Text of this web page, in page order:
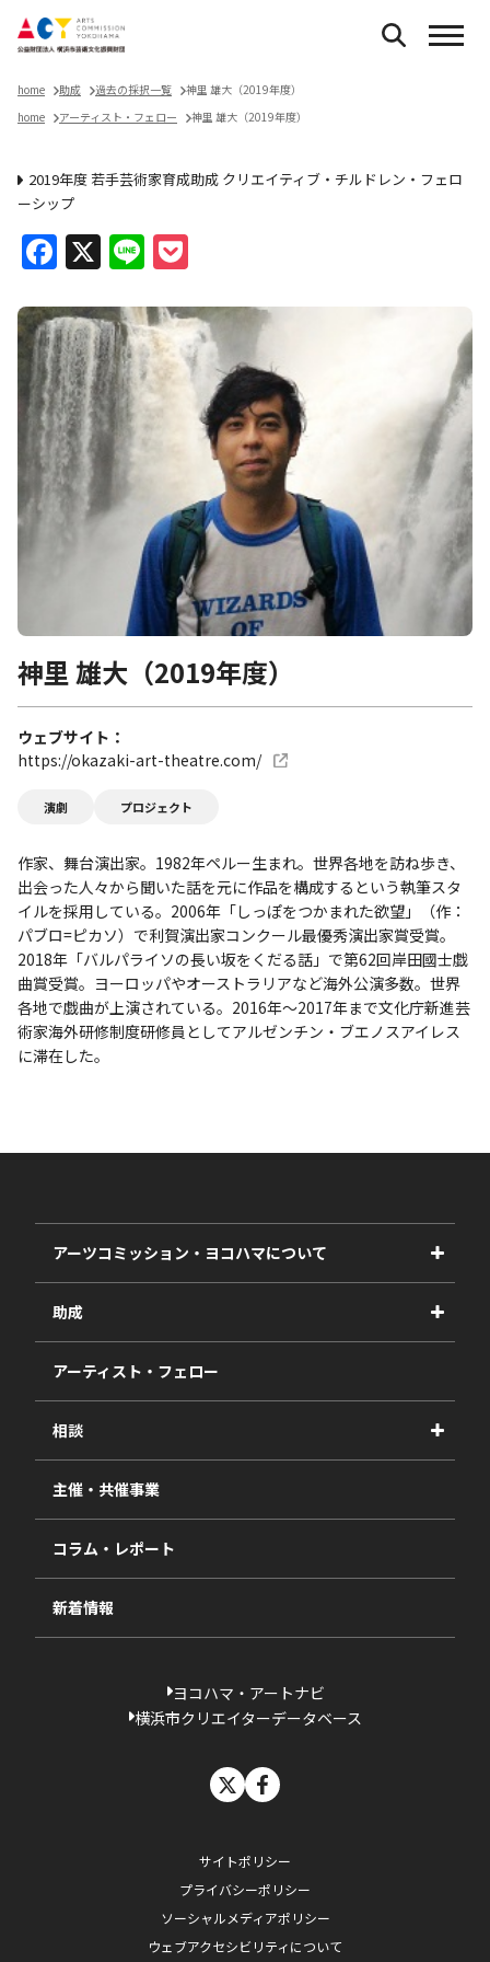
home 助成 過去の採択一覧
神里 雄大（2019年度）
home
アーティスト・フェロー 神里 雄大（2019年度）
2019年度 若手芸術家育成助成 クリエイティブ・チルドレン・フェロ
ーシップ
Facebook
X Line
神里 雄大（2019年度）
ウェブサイト
https://okazaki-art-theatre.com/
演劇 プロジェクト
作家、舞台演出家。1982年ペルー生まれ。世界各地を訪ね歩き、
出会った人々から聞いた話を元に作品を構成するという執筆スタ
イルを採用している。2006年「しっぽをつかまれた欲望」（作：
パブロ=ピカソ）で利賀演出家コンクール最優秀演出家賞受賞。
2018年「バルパライソの長い坂をくだる話」で第62回岸田國士戯
曲賞受賞。ヨーロッパやオーストラリアなど海外公演多数。世界
各地で戯曲が上演されている。2016年〜2017年まで文化庁新進芸
術家海外研修制度研修員としてアルゼンチン・ブエノスアイレス
に滞在した。
アーツコミッション・ヨコハマについて
事業紹介
事業報告書
助成
2027年度
2026年度
2025年度
2024年度
2023年度
過去の採択一覧
アーティスト・フェロー
相談
視察・ヒアリング・研究
相談依頼フォーム
主催・共催事業
コラム・レポート
新着情報
ヨコハマ・アートナビ
横浜市クリエイターデータベース
サイトポリシー
プライバシーポリシー
ソーシャルメディアポリシー
ウェブアクセシビリティについて